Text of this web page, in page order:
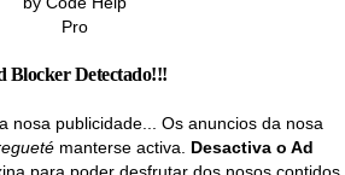
Blocker Detectado!!!
nosa publicidade... Os anuncios da nosa
manterse activa. Desactiva o Ad
para poder desfrutar dos nosos contidos